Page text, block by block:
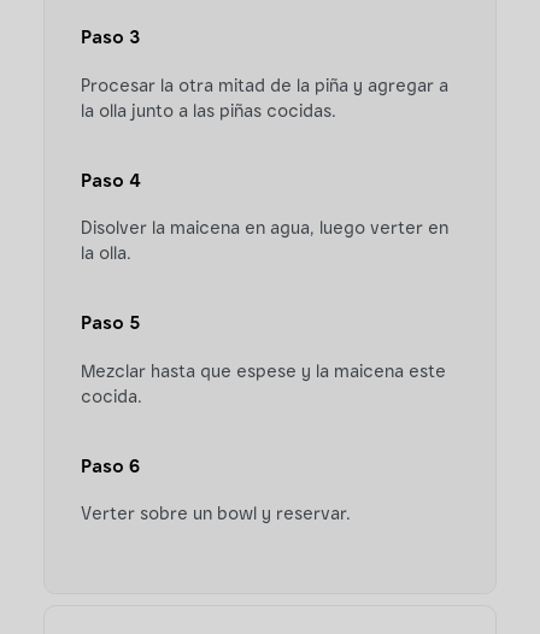
Paso 3
Procesar la otra mitad de la piña y agregar a
la olla junto a las piñas cocidas.
Paso 4
Disolver la maicena en agua, luego verter en
la olla.
Paso 5
Mezclar hasta que espese y la maicena este
cocida.
Paso 6
Verter sobre un bowl y reservar.